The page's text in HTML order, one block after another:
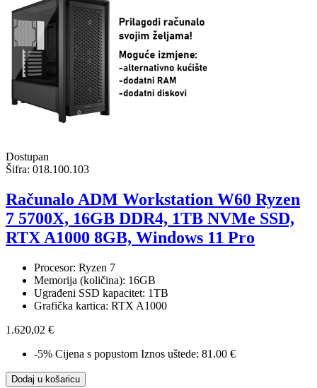
Dostupan
Šifra: 018.100.103
Računalo ADM Workstation W60 Ryzen
7 5700X, 16GB DDR4, 1TB NVMe SSD,
RTX A1000 8GB, Windows 11 Pro
Procesor: Ryzen 7
Memorija (količina): 16GB
Ugrađeni SSD kapacitet: 1TB
Grafička kartica: RTX A1000
1.620,02 €
-5% Cijena s popustom Iznos uštede: 81.00 €
Dodaj u košaricu